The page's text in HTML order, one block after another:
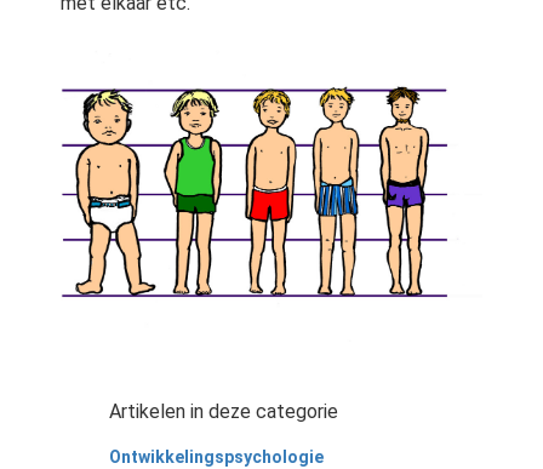
Artikelen in deze categorie
Ontwikkelingspsychologie